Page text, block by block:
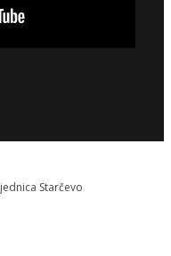
Starčevo